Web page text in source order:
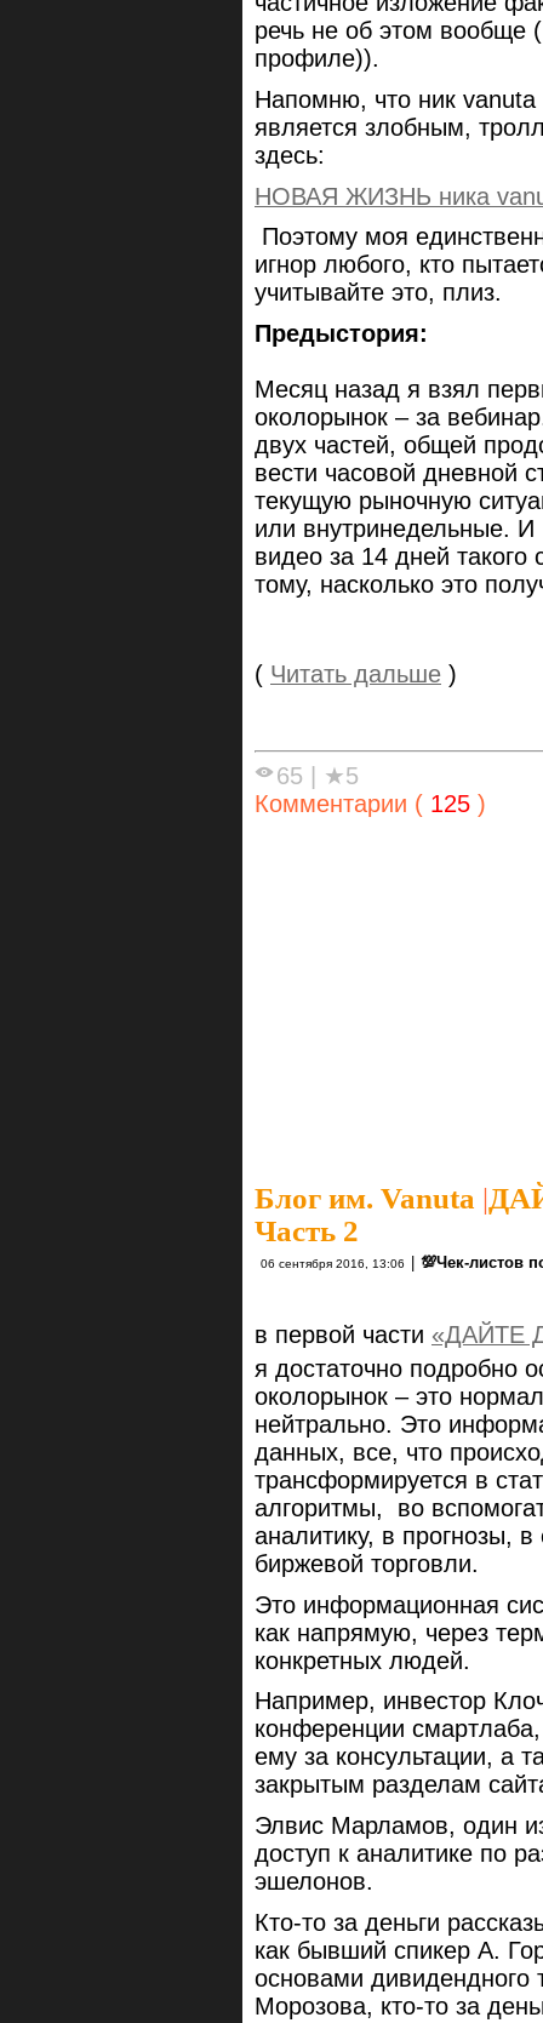
речь не об этом вообще
профиле)).
Напомню, что ник
является злобным,
здесь:
НОВАЯ ЖИЗНЬ ника
Поэтому моя
игнор любого, кто
учитывайте это, плиз.
Предыстория:
Месяц назад я взял
околорынок – за
двух частей, общей
вести часовой дневной
текущую рыночную
или внутринедельные.
видео за 14 дней
тому, насколько это
( Читать дальше )
65
★5
Комментарии ( 125 )
Блог им. Vanuta |
Часть 2
06 сентября 2016, 13:06 💯Чек-листов
в первой части «ДАЙТЕ
я достаточно подробно
околорынок – это
нейтрально. Это
данных, все, что
трансформируется в
алгоритмы, во
аналитику, в прогнозы,
биржевой торговли.
Это информационная
как напрямую, через
конкретных людей.
Например, инвестор
конференции
ему за консультации, а
закрытым разделам
Элвис Марламов, один
доступ к аналитике по
эшелонов.
Кто-то за деньги
как бывший спикер А.
основами дивидендного
Морозова, кто-то за